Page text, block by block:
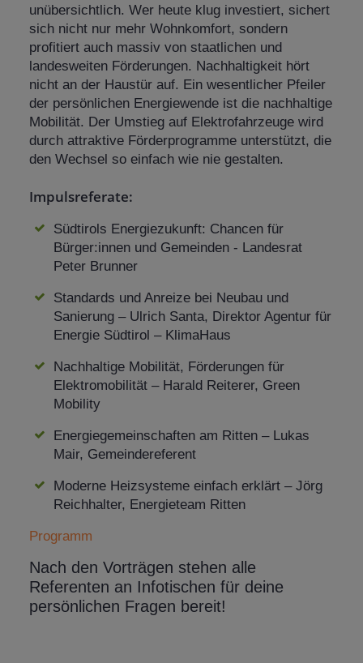
unübersichtlich. Wer heute klug investiert, sichert
sich nicht nur mehr Wohnkomfort, sondern
profitiert auch massiv von staatlichen und
landesweiten Förderungen. Nachhaltigkeit hört
nicht an der Haustür auf. Ein wesentlicher Pfeiler
der persönlichen Energiewende ist die nachhaltige
Mobilität. Der Umstieg auf Elektrofahrzeuge wird
durch attraktive Förderprogramme unterstützt, die
den Wechsel so einfach wie nie gestalten.
Impulsreferate:
Südtirols Energiezukunft: Chancen für
Bürger:innen und Gemeinden - Landesrat
Peter Brunner
Standards und Anreize bei Neubau und
Sanierung – Ulrich Santa, Direktor Agentur für
Energie Südtirol – KlimaHaus
Nachhaltige Mobilität, Förderungen für
Elektromobilität – Harald Reiterer, Green
Mobility
Energiegemeinschaften am Ritten – Lukas
Mair, Gemeindereferent
Moderne Heizsysteme einfach erklärt – Jörg
Reichhalter, Energieteam Ritten
Programm
Nach den Vorträgen stehen alle
Referenten an Infotischen für deine
persönlichen Fragen bereit!